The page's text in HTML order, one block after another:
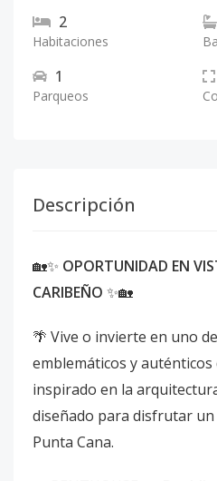
2
Habitaciones
1
Parqueos
Descripción
🏡✨ OPORTUNIDAD EN
CARIBEÑO ✨🏡
🌴 Vive o invierte en uno
emblemáticos y auténticos
inspirado en la
diseñado para disfrutar
Punta Cana.